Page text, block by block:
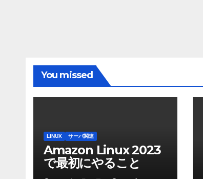
You missed
LINUX サーバ関連
Amazon Linux 2023
で最初にやること